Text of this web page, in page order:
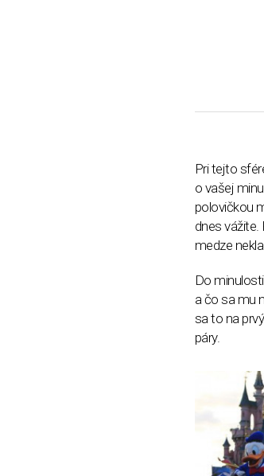
Pri tejto
o vašej
polovičkou
dnes
medze
Do
a čo sa mu
sa to na
páry.